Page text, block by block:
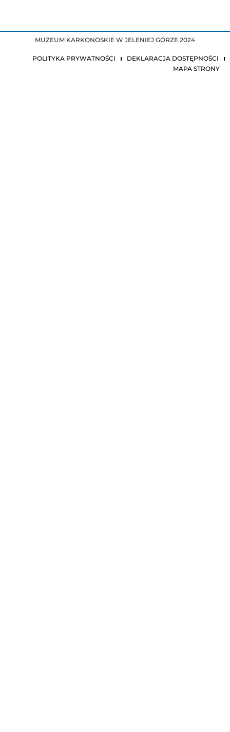
MUZEUM KARKONOSKIE W JELENIEJ GÓRZE 2024
POLITYKA PRYWATNOŚCI
DEKLARACJA DOSTĘPNOŚCI
MAPA STRONY